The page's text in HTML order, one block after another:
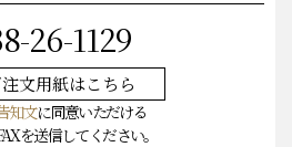
26-1129
文用紙はこちら
知文に同意いただける
を送信してください。